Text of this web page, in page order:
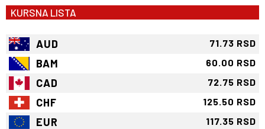
KURSNA LISTA
AUD 71.73 RSD
BAM 60.00 RSD
CAD 72.75 RSD
CHF 125.50 RSD
EUR 117.35 RSD